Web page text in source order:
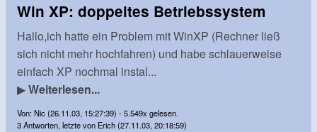
Win XP: doppeltes Betriebssystem
Hallo,ich hatte ein Problem mit WinXP (Rechner ließ
sich nicht mehr hochfahren) und habe schlauerweise
einfach XP nochmal instal...
▶Weiterlesen...
Von: Nic (26.11.03, 15:27:39) - 5.549x gelesen.
3 Antworten, letzte von Erich (27.11.03, 20:18:59)